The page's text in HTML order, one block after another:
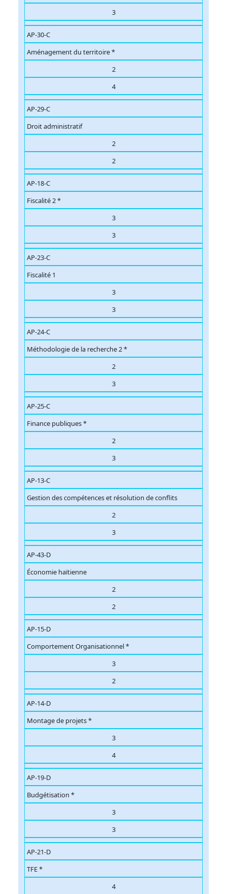
3
AP-30-C
Aménagement du territoire *
2
4
AP-29-C
Droit administratif
2
2
AP-18-C
Fiscalité 2 *
3
3
AP-23-C
Fiscalité 1
3
3
AP-24-C
Méthodologie de la recherche 2 *
2
3
AP-25-C
Finance publiques *
2
3
AP-13-C
Gestion des compétences et résolution de conflits
2
3
AP-43-D
Économie haïtienne
2
2
AP-15-D
Comportement Organisationnel *
3
2
AP-14-D
Montage de projets *
3
4
AP-19-D
Budgétisation *
3
3
AP-21-D
TFE *
4